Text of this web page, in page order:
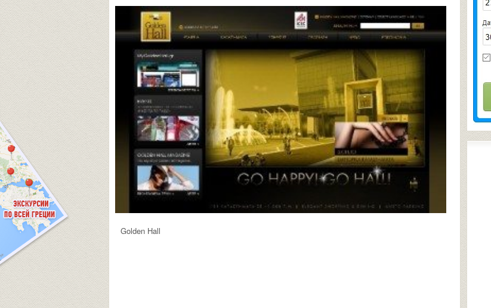
Golden Hall